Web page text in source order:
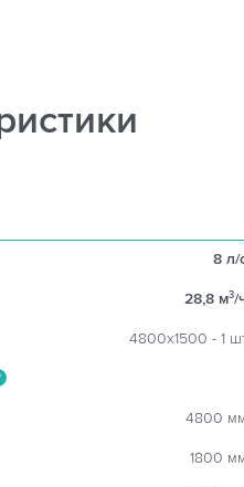
8 л/
28,8 м3/
4800х1500 - 1
4800
1800